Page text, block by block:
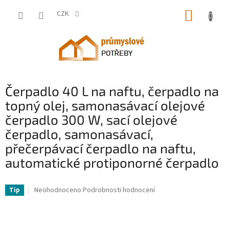
CZK
Čerpadlo 40 L na naftu, čerpadlo na
topný olej, samonasávací olejové
čerpadlo 300 W, sací olejové
čerpadlo, samonasávací,
přečerpávací čerpadlo na naftu,
automatické protiponorné čerpadlo
Tip
Průměrné
Neohodnoceno Podrobnosti hodnocení